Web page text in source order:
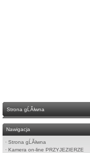
Strona gĹĂłwna
Nawigacja
· Strona gĹĂłwna
· Kamera on-line PRZYJEZIERZE